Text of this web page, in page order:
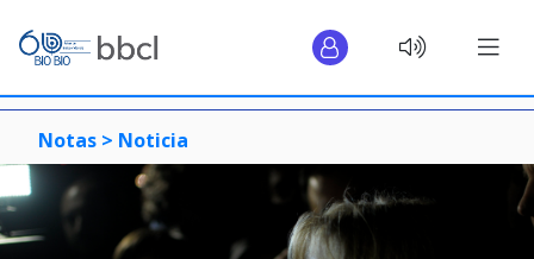
Notas > Noticia